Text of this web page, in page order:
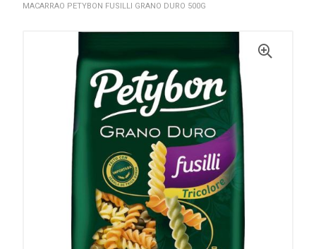
MACARRAO PETYBON FUSILLI GRANO DURO 500G